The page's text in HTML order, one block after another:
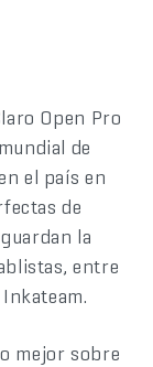
Open Pro
de
el país en
de
la
entre
mejor sobre